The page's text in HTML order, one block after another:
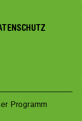
Programm